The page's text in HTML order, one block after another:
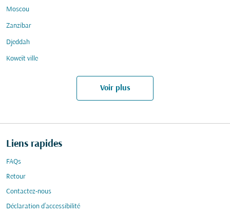
Moscou
Zanzíbar
Djeddah
Koweït ville
Voir plus
Liens rapides
FAQs
Retour
Contactez-nous
Déclaration d’accessibilité